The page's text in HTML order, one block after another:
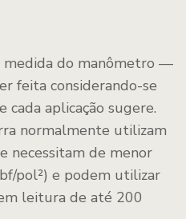
medida do manômetro —
feita considerando-se
cada aplicação sugere.
normalmente utilizam
necessitam de menor
pol²) e podem utilizar
leitura de até 200